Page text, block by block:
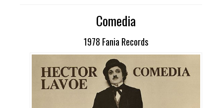
Comedia
1978 Fania Records